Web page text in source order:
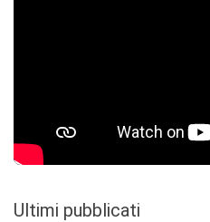
Ultimi pubblicati